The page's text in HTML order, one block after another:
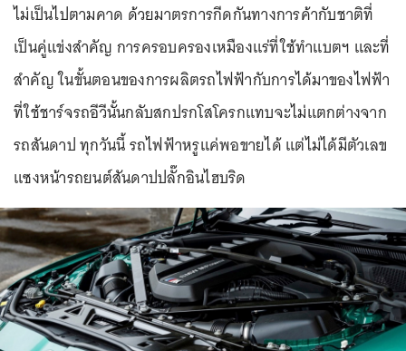
ไม่เป็นไปตามคาด ด้วยมาตรการกีดกันทางการค้ากับชาติที่
เป็นคู่แข่งสำคัญ การครอบครองเหมืองแร่ที่ใช้ทำแบตฯ และที่
สำคัญ ในขั้นตอนของการผลิตรถไฟฟ้ากับการได้มาของไฟฟ้า
ที่ใช้ชาร์จรถอีวีนั้นกลับสกปรกโสโครกแทบจะไม่แตกต่างจาก
รถสันดาป ทุกวันนี้ รถไฟฟ้าหรูแค่พอขายได้ แต่ไม่ได้มีตัวเลข
แซงหน้ารถยนต์สันดาปปลั๊กอินไฮบริด